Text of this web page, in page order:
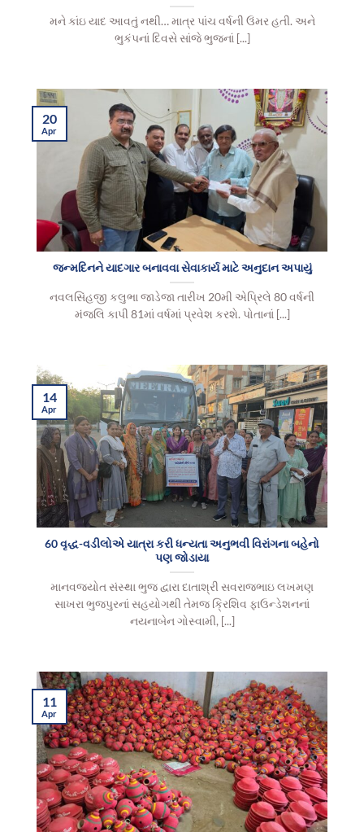
મને કાંઇ યાદ આવતું નથી… માત્ર પાંચ વર્ષની ઉંમર હતી. અને
ભુકંપનાં દિવસે સાંજે ભુજનાં [...]
જન્મદિનને યાદગાર બનાવવા સેવાકાર્ય માટે અનુદાન અપાયું
નવલસિંહજી કલુભા જાડેજા તારીખ 20મી એપ્રિલે 80 વર્ષની
મંજલિ કાપી 81માં વર્ષમાં પ્રવેશ કરશે. પોતાનાં [...]
20
Apr
60 વૃદ્ધ-વડીલોએ યાત્રા કરી ધન્યતા અનુભવી વિરાંગના બહેનો
પણ જોડાયા
માનવજ્યોત સંસ્થા ભુજ દ્વારા દાતાશ્રી સવરાજભાઇ લખમણ
સાખરા ભુજપુરનાં સહયોગથી તેમજ ક્રિશિવ ફાઉન્ડેશનનાં
નયનાબેન ગોસ્વામી, [...]
14
Apr
11
Apr